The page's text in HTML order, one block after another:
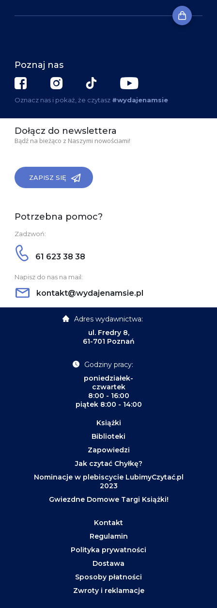
Poznaj nas
Oznacz nas i pokaż, że czytasz #wydajenamsie
Dołącz do newslettera
Bądź na bieżąco z Naszymi nowościami!
ZAPISZ SIĘ
Potrzebna pomoc?
Zadzwoń:
61 623 38 38
Napisz do nas na mail:
kontakt@wydajenamsie.pl
Adres wydawnictwa:
ul. Fredry 8,
61-701 Poznań
Godziny pracy:
poniedziałek-
czwartek
8:00 - 16:00
piątek 8:00 - 14:00
Książki
Biblioteki
Zapowiedzi
Jak czytać Chyłkę?
Nominacje w plebiscycie LubimyCzytać.pl
2023
Gwiezdne Domowe Targi Książki!
Kontakt
Regulamin
Polityka prywatności
Dostawa
Sposoby płatności
Zwroty i reklamacje